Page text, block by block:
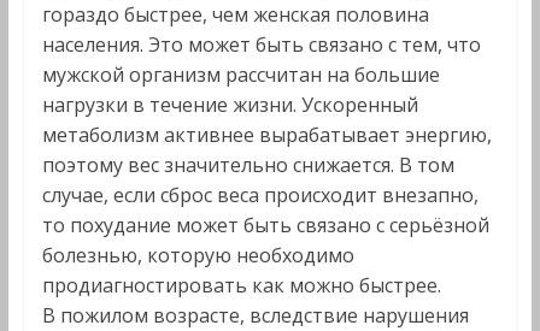
гораздо быстрее, чем женская половина
населения. Это может быть связано с тем, что
мужской организм рассчитан на большие
нагрузки в течение жизни. Ускоренный
метаболизм активнее вырабатывает энергию,
поэтому вес значительно снижается. В том
случае, если сброс веса происходит внезапно,
то похудание может быть связано с серьёзной
болезнью, которую необходимо
продиагностировать как можно быстрее.
В пожилом возрасте, вследствие нарушения